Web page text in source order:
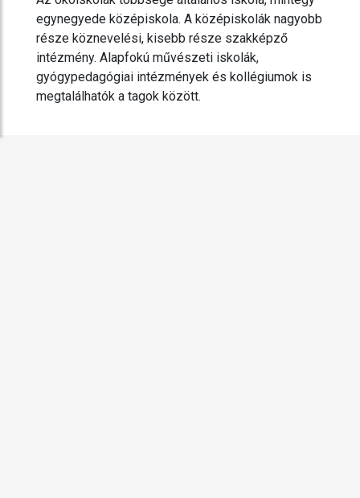
egynegyede középiskola. A középiskolák nagyobb
része köznevelési, kisebb része szakképző
intézmény. Alapfokú művészeti iskolák,
gyógypedagógiai intézmények és kollégiumok is
megtalálhatók a tagok között.